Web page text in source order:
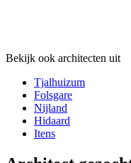
Bekijk ook architecten uit
Tjalhuizum
Folsgare
Nijland
Hidaard
Itens